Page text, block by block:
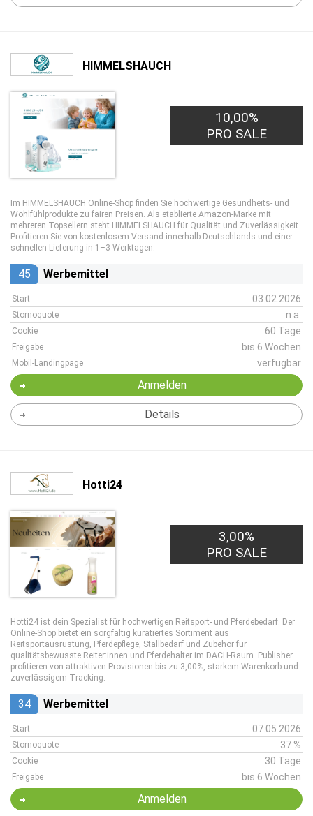
HIMMELSHAUCH
10,00%
PRO SALE
Im HIMMELSHAUCH Online-Shop finden Sie hochwertige Gesundheits- und
Wohlfühlprodukte zu fairen Preisen. Als etablierte Amazon-Marke mit
mehreren Topsellern steht HIMMELSHAUCH für Qualität und Zuverlässigkeit.
Profitieren Sie von kostenlosem Versand innerhalb Deutschlands und einer
schnellen Lieferung in 1–3 Werktagen.
45 Werbemittel
Start 03.02.2026
Stornoquote n.a.
Cookie 60 Tage
Freigabe bis 6 Wochen
Mobil-Landingpage verfügbar
Anmelden
Details
Hotti24
3,00%
PRO SALE
Hotti24 ist dein Spezialist für hochwertigen Reitsport- und Pferdebedarf. Der
Online-Shop bietet ein sorgfältig kuratiertes Sortiment aus
Reitsportausrüstung, Pferdepflege, Stallbedarf und Zubehör für
qualitätsbewusste Reiter:innen und Pferdehalter im DACH-Raum. Publisher
profitieren von attraktiven Provisionen bis zu 3,00%, starkem Warenkorb und
zuverlässigem Tracking.
34 Werbemittel
Start 07.05.2026
Stornoquote 37 %
Cookie 30 Tage
Freigabe bis 6 Wochen
Anmelden